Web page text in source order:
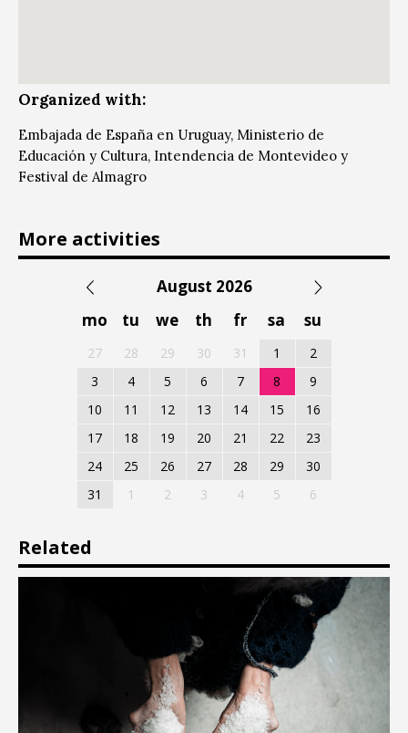
Organized with:
Embajada de España en Uruguay, Ministerio de
Educación y Cultura, Intendencia de Montevideo y
Festival de Almagro
More activities
August 2026
mo
tu we th fr sa su
27 28 29 30 31 1
2
3
4 5 6 7 8
9
10
11 12 13 14 15
16
17
18 19 20 21 22
23
24
25 26 27 28 29
30
31
1 2 3 4 5 6
Related